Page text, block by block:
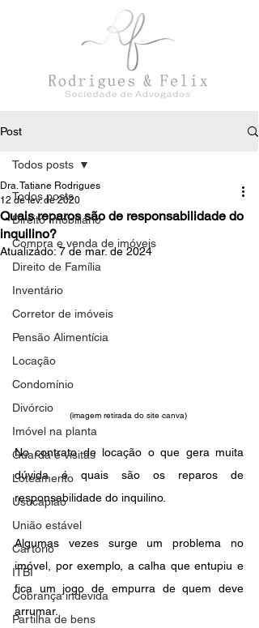
Post
Todos posts
Direito Imobiliário
Compra e venda de imóveis
Direito de Família
Inventário
Corretor de imóveis
Pensão Alimentícia
Locação
Condomínio
Divórcio
Imóvel na planta
Guarda e visitas
Loteamento
Usucapião
União estável
Cartório
ITBI
Cobrança indevida
Partilha de bens
Todos posts
Quais reparos são de responsabilidade do
inquilino?
Dra. Tatiane Rodrigues
12 de fev. de 2020
Atualizado:7 de mar. de 2024
(imagem retirada do site canva)
No contrato de locação o que gera muita
dúvida é quais são os reparos de
responsabilidade do inquilino.
Algumas vezes surge um problema no
imóvel, por exemplo, a calha que entupiu e
fica um jogo de empurra de quem deve
arrumar.